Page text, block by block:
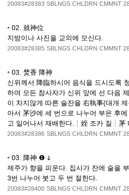
20083#28383 SBLNGS CHLDRN CMMNT
• 02. 就神位
지방이나 사진을 교의에 모신다.
20083#28385 SBLNGS CHLDRN CMMNT
• 03. 焚香 降神
신위께서 降臨하시어 음식을 드시도록
하여 모든 참사자가 신위 앞에 선 다음
이 차지않게 따른 술잔을 右執事(대개
아서 茅沙에 세 번으로 나누어 부은 후
고 일어나서 재배한다.┆姪 조카 질┆茅
20083#28386 SBLNGS CHLDRN CMMNT
• 03. 降神 ❶ ↆ
제주가 향을 피운다. 집사가 잔에 술을
3번 나누어 붓고 두 번 절한다.
20083#28400 SBLNGS CHLDRN CMMNT